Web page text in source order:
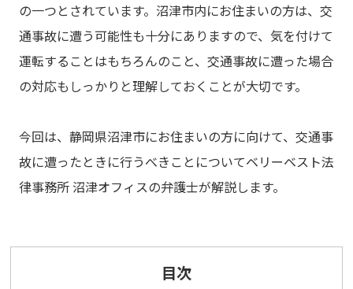
の一つとされています。沼津市内にお住まいの方は、交
通事故に遭う可能性も十分にありますので、気を付けて
運転することはもちろんのこと、交通事故に遭った場合
の対応もしっかりと理解しておくことが大切です。
今回は、静岡県沼津市にお住まいの方に向けて、交通事
故に遭ったときに行うべきことについてベリーベスト法
律事務所 沼津オフィスの弁護士が解説します。
目次